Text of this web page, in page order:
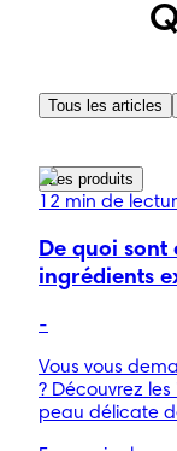
Tous les articles
Les produits
12 min de
De quoi sont
ingrédients
-
Vous vous
? Découvrez
peau délicate